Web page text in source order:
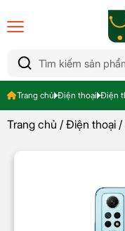
Trang chủ Điện thoại Điện
Trang chủ / Điện thoại /